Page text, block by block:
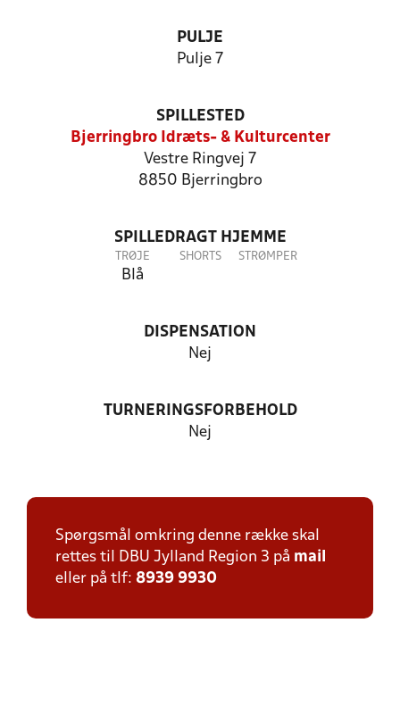
PULJE
Pulje 7
SPILLESTED
Bjerringbro Idræts- & Kulturcenter
Vestre Ringvej 7
8850 Bjerringbro
SPILLEDRAGT HJEMME
TRØJE
Blå
SHORTS STRØMPER
DISPENSATION
Nej
TURNERINGSFORBEHOLD
Nej
Spørgsmål omkring denne række skal
rettes til DBU Jylland Region 3 på mail
eller på tlf: 8939 9930